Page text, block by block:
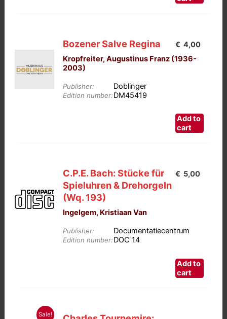
Bozener Salve Regina
Kropfreiter, Augustinus Franz (1936-
2003)
Publisher: Doblinger
Edition number:DM45419
€ 4,00
Add to
cart
C.P.E. Bach: Stücke für
Spieluhren & Drehorgeln
(Wq. 193)
Ingelgem, Kristiaan Van
Publisher: Documentatiecentrum
Edition number:DOC 14
€ 5,00
Add to
cart
Sale!